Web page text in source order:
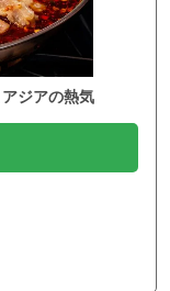
ジアの熱気